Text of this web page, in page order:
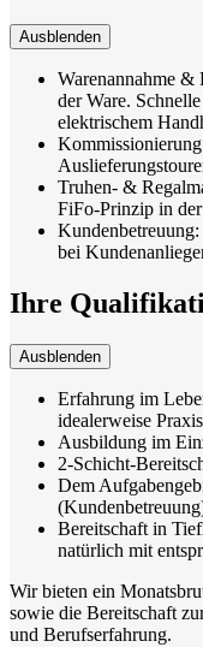
Ausblenden
Warenannahme &
der Ware.
elektrischem
Truhen- &
FiFo-Prinzip in
bei
Ihre
Ausblenden
Erfahrung im
idealerweise
Ausbildung im
2-Schicht-
Dem
Bereitschaft in
natürlich mit
Wir bieten ein
sowie die Bereitschaft
und Berufserfahrung.